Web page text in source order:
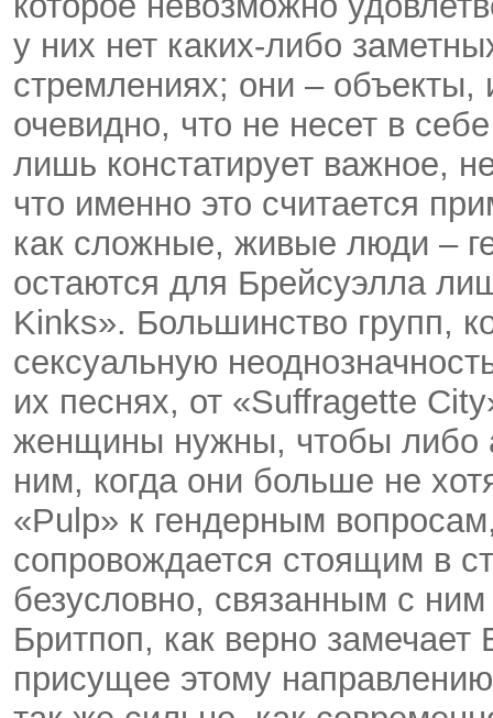
у них нет каких-либо
стремлениях; они – объекты,
очевидно, что не несет в
лишь констатирует важное,
что именно это считается
как сложные, живые люди –
остаются для Брейсуэлла
Kinks». Большинство групп,
сексуальную
их песнях, от «Suffragette
женщины нужны, чтобы либо
ним, когда они больше не
«Pulp» к гендерным
сопровождается стоящим в
безусловно, связанным с
Бритпоп, как верно
присущее этому